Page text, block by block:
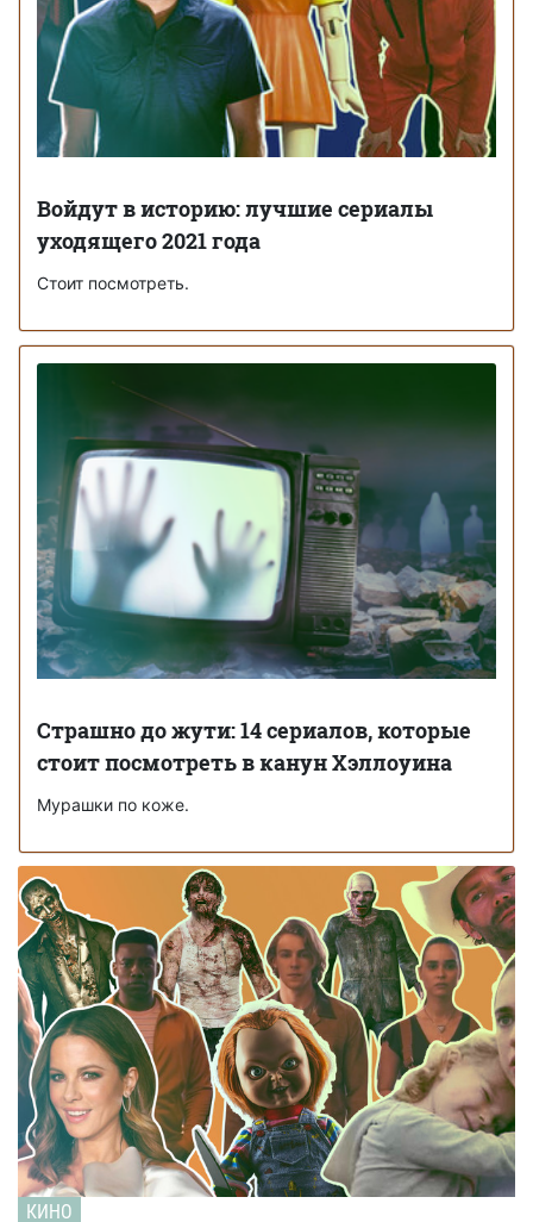
Войдут в историю: лучшие сериалы
уходящего 2021 года
Стоит посмотреть.
Страшно до жути: 14 сериалов, которые
стоит посмотреть в канун Хэллоуина
Мурашки по коже.
КИНО